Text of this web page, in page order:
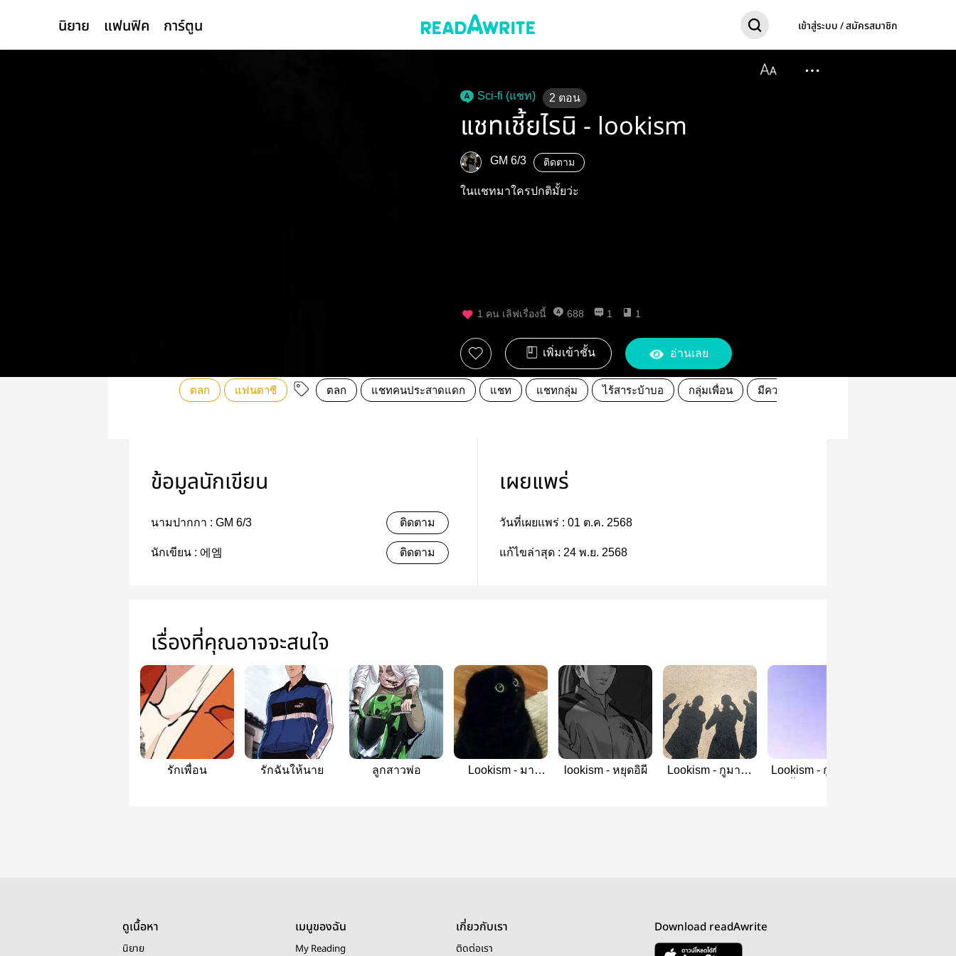
นิยาย แฟนฟิค การ์ตูน เข้าสู่ระบบ / สมัครสมาชิก
Sci-fi (แชท) 2 ตอน
แชทเชี้ยไรนิ - lookism
GM 6/3 ติดตาม
ในแชทมาใครปกติมั้ยว่ะ
1 คน เลิฟเรื่องนี้ 688 1 1
เพิ่มเข้าชั้น อ่านเลย
ตลก แฟนตาซี ตลก แชทคนประสาดแดก แชท แชทกลุ่ม ไร้สาระบ้าบอ กลุ่มเพื่อน มีความรักแทรกอยู่บ้าง(นานๆที)
ข้อมูลนักเขียน
นามปากกา : GM 6/3 ติดตาม
นักเขียน : 에엠 ติดตาม
เผยแพร่
วันที่เผยแพร่ : 01 ต.ค. 2568
แก้ไขล่าสุด : 24 พ.ย. 2568
เรื่องที่คุณอาจจะสนใจ
รักเพื่อน รักฉันให้นาย ลูกสาวพ่อ
Lookism - มา
lookism - หยุดอิผี
Lookism - กูมาได้
Lookism - กูมาอยู่
ดูเนื้อหา
นิยาย
เมนูของฉัน
My Reading
เกี่ยวกับเรา
ติดต่อเรา
Download readAwrite